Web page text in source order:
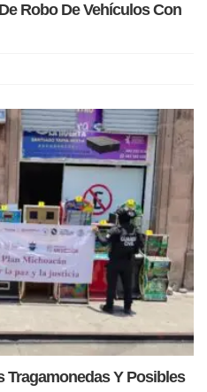
Robo De Vehículos Con
Tragamonedas Y Posibles